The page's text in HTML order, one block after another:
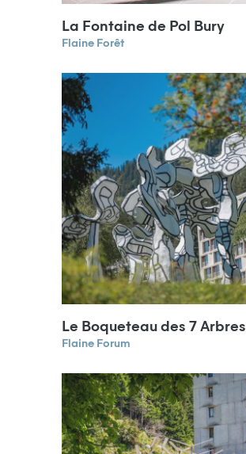
La Fontaine de Pol Bury
Flaine Forêt
Le Boqueteau des 7 Arbres
Flaine Forum